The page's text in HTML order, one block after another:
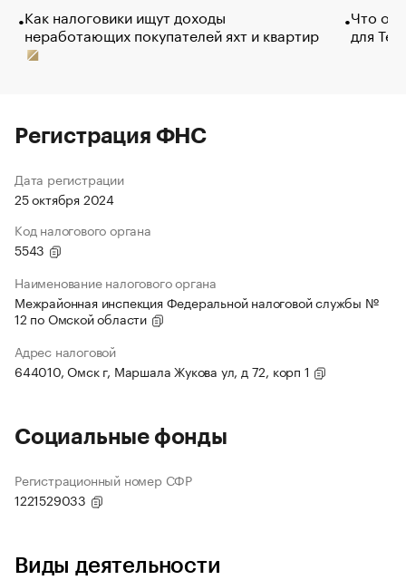
Как налоговики ищут доходы
неработающих покупателей яхт и квартир
Что
для
Регистрация ФНС
Дата регистрации
25 октября 2024
Код налогового органа
5543
Наименование налогового органа
Межрайонная инспекция Федеральной налоговой службы №
12 по Омской области
Адрес налоговой
644010, Омск г, Маршала Жукова ул, д 72, корп 1
Социальные фонды
Регистрационный номер СФР
1221529033
Виды деятельности